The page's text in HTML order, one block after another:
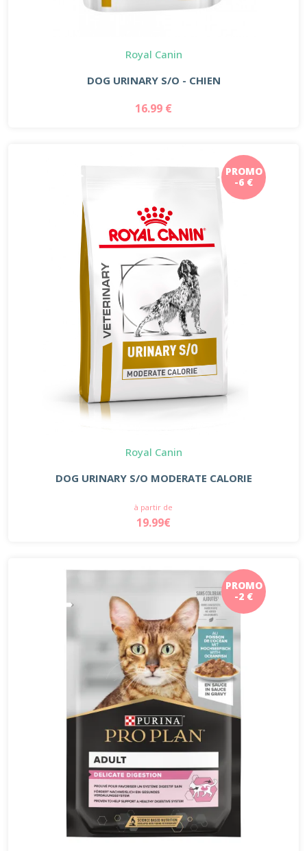
Royal Canin
DOG URINARY S/O - CHIEN
16.99 €
PROMO
-6 €
Royal Canin
DOG URINARY S/O MODERATE CALORIE
à partir de
19.99€
PROMO
-2 €